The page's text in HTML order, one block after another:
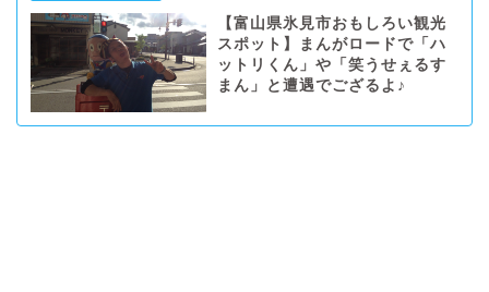
【富山県氷見市おもしろい観光
スポット】まんがロードで「ハ
ットリくん」や「笑うせぇるす
まん」と遭遇でござるよ♪